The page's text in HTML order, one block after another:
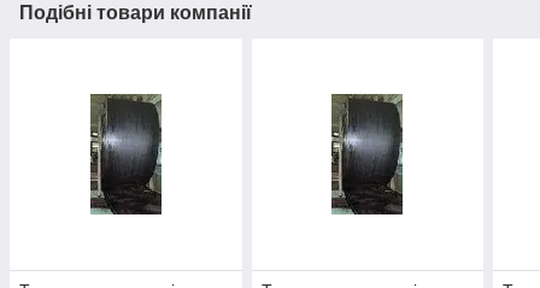
Подібні товари компанії